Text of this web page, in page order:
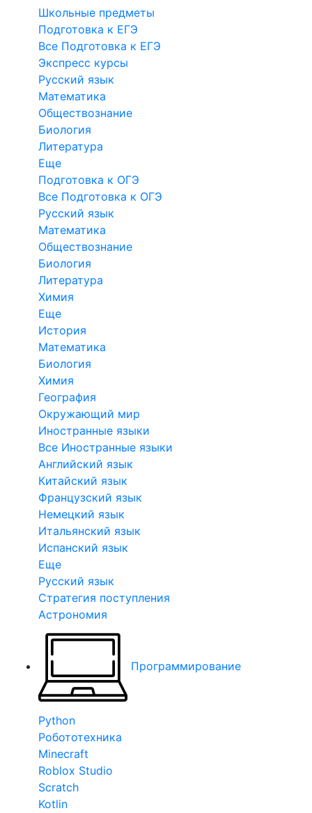
Школьные предметы
Подготовка к ЕГЭ
Все Подготовка к ЕГЭ
Экспресс курсы
Русский язык
Математика
Обществознание
Биология
Литература
Еще
Подготовка к ОГЭ
Все Подготовка к ОГЭ
Русский язык
Математика
Обществознание
Биология
Литература
Химия
Еще
История
Математика
Биология
Химия
География
Окружающий мир
Иностранные языки
Все Иностранные языки
Английский язык
Китайский язык
Французский язык
Немецкий язык
Итальянский язык
Испанский язык
Еще
Русский язык
Стратегия поступления
Астрономия
Программирование
Python
Робототехника
Minecraft
Roblox Studio
Scratch
Kotlin